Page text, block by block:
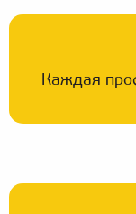
Каждая